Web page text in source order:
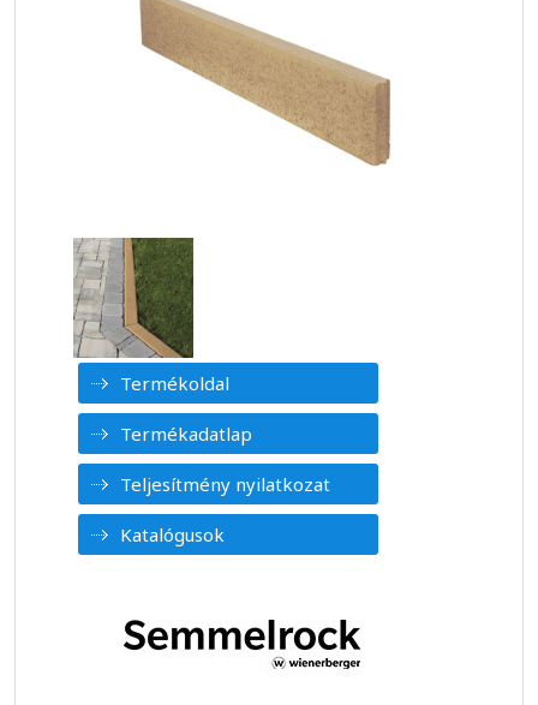
Termékoldal
Termékadatlap
Teljesítmény nyilatkozat
Katalógusok